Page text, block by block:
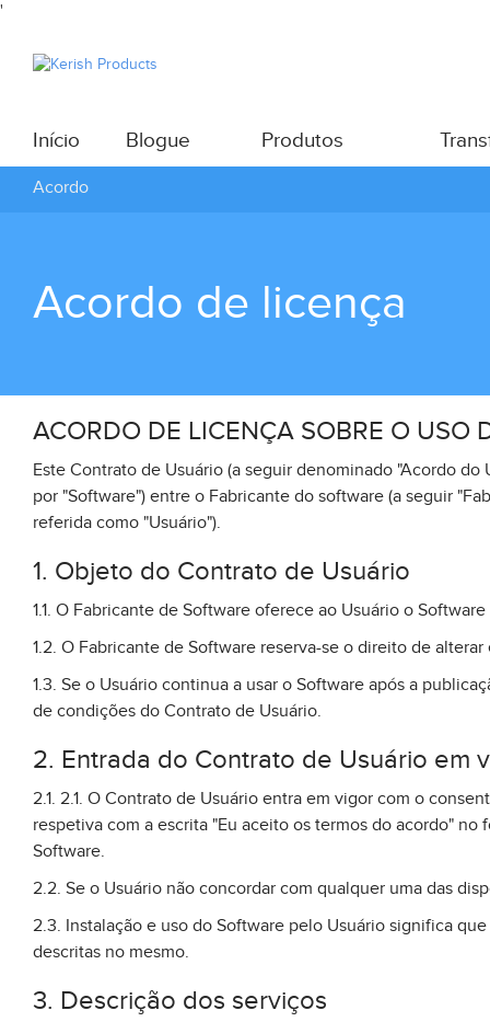
'
Início Blogue Produtos
Acordo
Acordo de licença
ACORDO DE LICENÇA SOBRE O USO
Este Contrato de Usuário (a seguir denominado "Acordo
por "Software") entre o Fabricante do software (a seguir
referida como "Usuário").
1. Objeto do Contrato de Usuário
1.1. O Fabricante de Software oferece ao Usuário o
1.2. O Fabricante de Software reserva-se o direito de
1.3. Se o Usuário continua a usar o Software após a
de condições do Contrato de Usuário.
2. Entrada do Contrato de Usuário em
2.1. 2.1. O Contrato de Usuário entra em vigor com o
respetiva com a escrita "Eu aceito os termos do acordo"
Software.
2.2. Se o Usuário não concordar com qualquer uma das
2.3. Instalação e uso do Software pelo Usuário significa
descritas no mesmo.
3. Descrição dos serviços